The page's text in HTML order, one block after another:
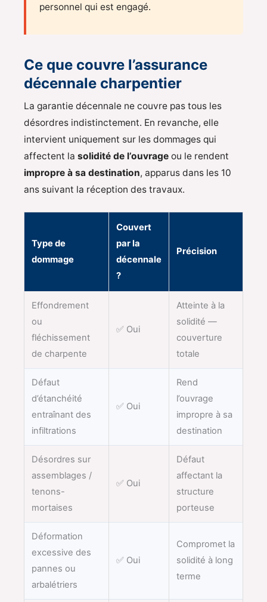
personnel qui est engagé.
Ce que couvre l’assurance
décennale charpentier
La garantie décennale ne couvre pas tous les
désordres indistinctement. En revanche, elle
intervient uniquement sur les dommages qui
affectent la solidité de l’ouvrage ou le rendent
impropre à sa destination, apparus dans les 10
ans suivant la réception des travaux.
Type de
dommage
Couvert
par la
décennale
?
Précision
Effondrement
ou
fléchissement
de charpente
✅ Oui
Atteinte à la
solidité —
couverture
totale
Défaut
d’étanchéité
entraînant des
infiltrations
✅ Oui
Rend
l’ouvrage
impropre à sa
destination
Désordres sur
assemblages /
tenons-
mortaises
✅ Oui
Défaut
affectant la
structure
porteuse
Déformation
excessive des
pannes ou
arbalétriers
✅ Oui
Compromet la
solidité à long
terme